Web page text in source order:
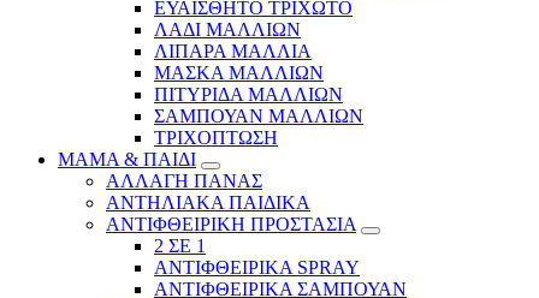
ΕΥΑΙΣΘΗΤΟ ΤΡΙΧΩΤΟ
ΛΑΔΙ ΜΑΛΛΙΩΝ
ΛΙΠΑΡΑ ΜΑΛΛΙΑ
ΜΑΣΚΑ ΜΑΛΛΙΩΝ
ΠΙΤΥΡΙΔΑ ΜΑΛΛΙΩΝ
ΣΑΜΠΟΥΑΝ ΜΑΛΛΙΩΝ
ΤΡΙΧΟΠΤΩΣΗ
ΜΑΜΑ & ΠΑΙΔΙ
ΑΛΛΑΓΗ ΠΑΝΑΣ
ΑΝΤΗΛΙΑΚΑ ΠΑΙΔΙΚΑ
ΑΝΤΙΦΘΕΙΡΙΚΗ ΠΡΟΣΤΑΣΙΑ
2 ΣΕ 1
ΑΝΤΙΦΘΕΙΡΙΚΑ SPRAY
ΑΝΤΙΦΘΕΙΡΙΚΑ ΣΑΜΠΟΥΑΝ